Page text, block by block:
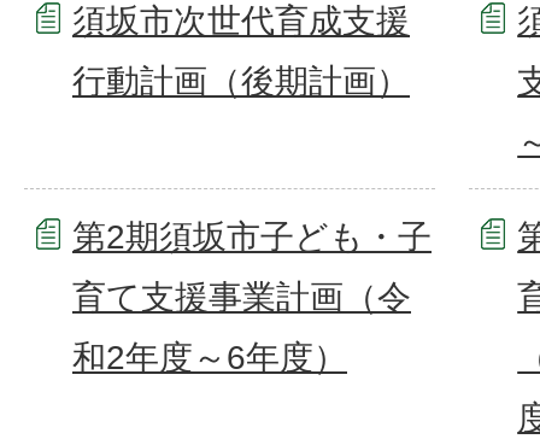
須坂市次世代育成支援
行動計画（後期計画）
第2期須坂市子ども・子
育て支援事業計画（令
和2年度～6年度）